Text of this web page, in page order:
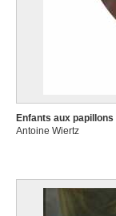
Enfants aux papillons II
Antoine Wiertz